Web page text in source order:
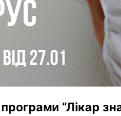
“Лікар